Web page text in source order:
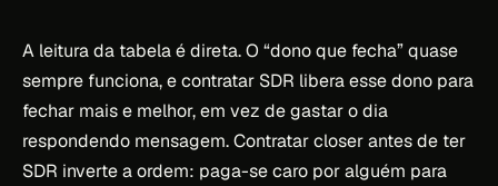
A leitura da tabela é direta. O “dono que fecha” quase
sempre funciona, e contratar SDR libera esse dono para
fechar mais e melhor, em vez de gastar o dia
respondendo mensagem. Contratar closer antes de ter
SDR inverte a ordem: paga-se caro por alguém para